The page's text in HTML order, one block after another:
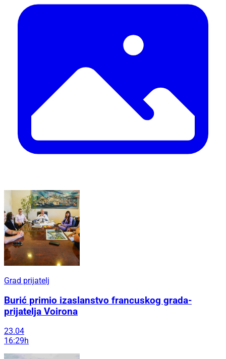
Grad prijatelj
Burić primio izaslanstvo francuskog grada-
prijatelja Voirona
23.04
16:29h